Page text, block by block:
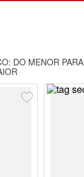
DO MENOR PARA